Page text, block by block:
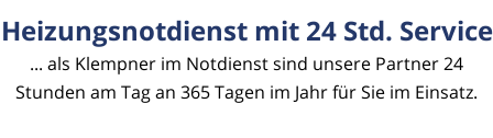
Heizungsnotdienst mit 24 Std. Service
... als Klempner im Notdienst sind unsere Partner 24
Stunden am Tag an 365 Tagen im Jahr für Sie im Einsatz.